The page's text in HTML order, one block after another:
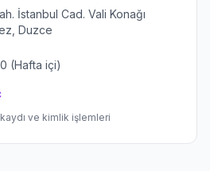
İstanbul Cad. Vali Konağı
Duzce
(Hafta içi)
ve kimlik işlemleri